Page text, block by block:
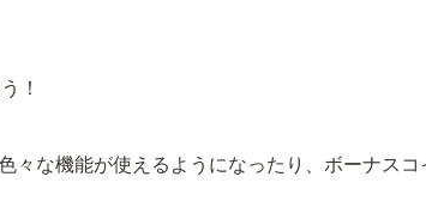
！
々な機能が使えるようになったり、ボーナスコ